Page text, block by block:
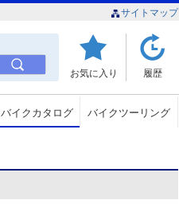
サイトマップ
お気に入り 履歴
バイクカタログ バイクツーリング